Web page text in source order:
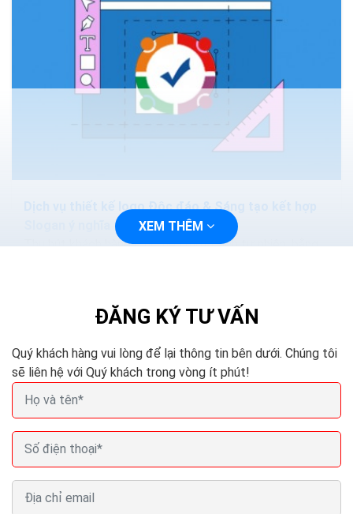
Dịch vụ thiết kế logo Độc đáo & Sáng tạo kết hợp
Thu hút khách hàng mục tiêu một cách tự nhiên, bằng
XEM THÊM
ĐĂNG KÝ TƯ VẤN
Quý khách hàng vui lòng để lại thông tin bên dưới. Chúng tôi
sẽ liên hệ với Quý khách trong vòng ít phút!